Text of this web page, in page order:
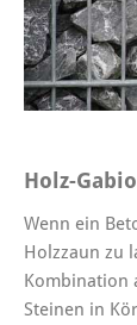
Holz-
Wenn ein
Holzzaun zu
Kombination
Steinen in